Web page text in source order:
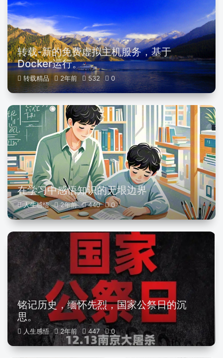
转载-新的免费虚拟主机服务，基于
Docker运行。
转载精品 2年前 532 0
在学习中感悟知识的无垠边界
人生感悟 2年前 440 0
铭记历史，缅怀先烈，国家公祭日的沉
思。
人生感悟 2年前 447 0